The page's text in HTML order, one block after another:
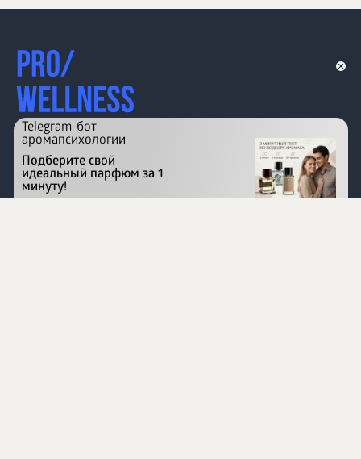
Перейти на сайт
Telegram-бот
аромапсихологии
Подберите свой
идеальный парфюм за 1
минуту!